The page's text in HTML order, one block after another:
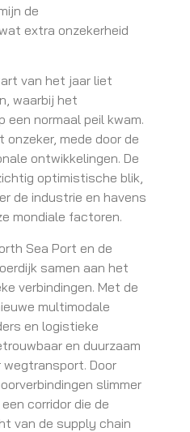
de
extra onzekerheid
van het jaar liet
waarbij het
een normaal peil kwam.
mede door de
ontwikkelingen. De
optimistische blik,
de industrie en havens
mondiale factoren.
Sea Port en de
samen aan het
verbindingen. Met de
multimodale
en logistieke
en duurzaam
Door
slimmer
corridor die de
van de supply chain